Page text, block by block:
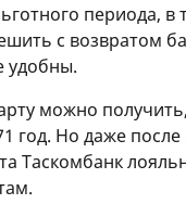
периода, в
с возвратом
удобны.
можно
год. Но даже после
Таскомбанк